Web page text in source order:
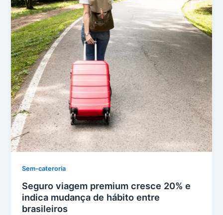
Sem-cateroria
Seguro viagem premium cresce 20% e
indica mudança de hábito entre
brasileiros